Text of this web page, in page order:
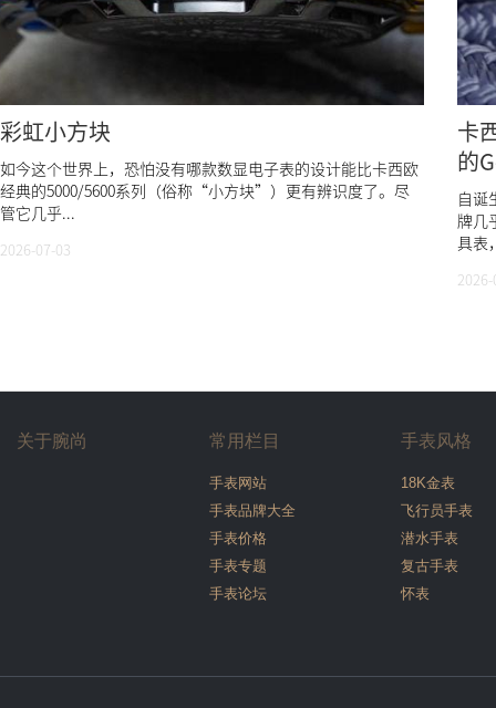
彩虹小方块
如今这个世界上，恐怕没有哪款数显电子表的设计能比卡西欧
经典的5000/5600系列（俗称“小方块”）更有辨识度了。尽
管它几乎...
2026-07-03
卡
的
自诞
牌几
具表
关于腕尚 常用栏目
手表网站
手表品牌大全
手表价格
手表专题
手表论坛
手表风格
18K金表
飞行员手表
潜水手表
复古手表
怀表